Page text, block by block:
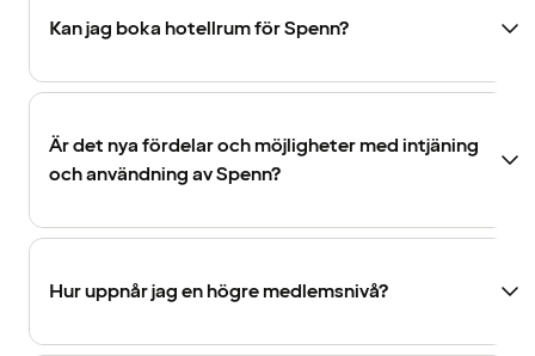
Kan jag boka hotellrum för Spenn?
Är det nya fördelar och möjligheter med intjäning
och användning av Spenn?
Hur uppnår jag en högre medlemsnivå?